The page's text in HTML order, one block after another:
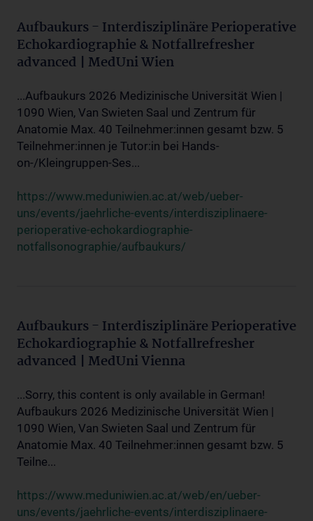
Aufbaukurs - Interdisziplinäre Perioperative
Echokardiographie & Notfallrefresher
advanced | MedUni Wien
...Aufbaukurs 2026 Medizinische Universität Wien |
1090 Wien, Van Swieten Saal und Zentrum für
Anatomie Max. 40 Teilnehmer:innen gesamt bzw. 5
Teilnehmer:innen je Tutor:in bei Hands-
on-/Kleingruppen-Ses...
https://www.meduniwien.ac.at/web/ueber-
uns/events/jaehrliche-events/interdisziplinaere-
perioperative-echokardiographie-
notfallsonographie/aufbaukurs/
Aufbaukurs - Interdisziplinäre Perioperative
Echokardiographie & Notfallrefresher
advanced | MedUni Vienna
...Sorry, this content is only available in German!
Aufbaukurs 2026 Medizinische Universität Wien |
1090 Wien, Van Swieten Saal und Zentrum für
Anatomie Max. 40 Teilnehmer:innen gesamt bzw. 5
Teilne...
https://www.meduniwien.ac.at/web/en/ueber-
uns/events/jaehrliche-events/interdisziplinaere-